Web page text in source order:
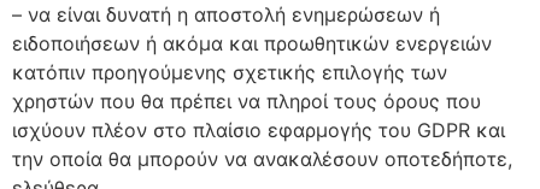
– να είναι δυνατή η αποστολή ενημερώσεων ή
ειδοποιήσεων ή ακόμα και προωθητικών ενεργειών
κατόπιν προηγούμενης σχετικής επιλογής των
χρηστών που θα πρέπει να πληροί τους όρους που
ισχύουν πλέον στο πλαίσιο εφαρμογής του GDPR και
την οποία θα μπορούν να ανακαλέσουν οποτεδήποτε,